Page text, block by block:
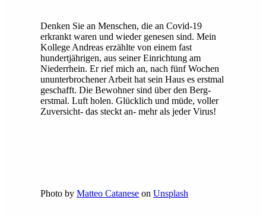
Denken Sie an Menschen, die an Covid-19
erkrankt waren und wieder genesen sind. Mein
Kollege Andreas erzählte von einem fast
hundertjährigen, aus seiner Einrichtung am
Niederrhein. Er rief mich an, nach fünf Wochen
ununterbrochener Arbeit hat sein Haus es erstmal
geschafft. Die Bewohner sind über den Berg-
erstmal. Luft holen. Glücklich und müde, voller
Zuversicht- das steckt an- mehr als jeder Virus!
Photo by Matteo Catanese on Unsplash